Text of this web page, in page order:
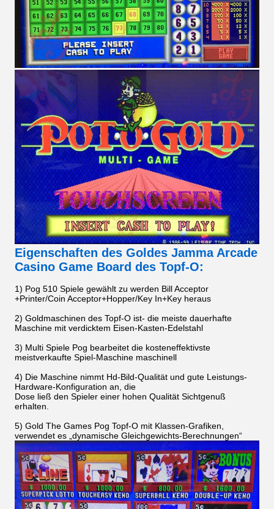
Eigenschaften des Goldes Jamma Arcade
Casino Game Board des Topf-O:
1) Pog 510 Spiele gewählt zu werden Bill Acceptor
+Printer/Coin Acceptor+Hopper/Key In+Key heraus
2) Goldmaschinen des Topf-O ist- die meiste dauerhafte
Maschine mit verdicktem Eisen-Kasten-Edelstahl
3) Multi Spiele Pog bearbeitet die kosteneffektivste
meistverkaufte Spiel-Maschine maschinell
4) Die Maschine nimmt Hd-Bild-Qualität und gute Leistungs-
Hardware-Konfiguration an, die
Dose ließ den Spieler einer hohen Qualität Sichtgenuß
erhalten.
5) Gold The Games Pog Topf-O mit Klassen-Grafiken,
verwendet es „dynamische Gleichgewichts-Berechnungen“